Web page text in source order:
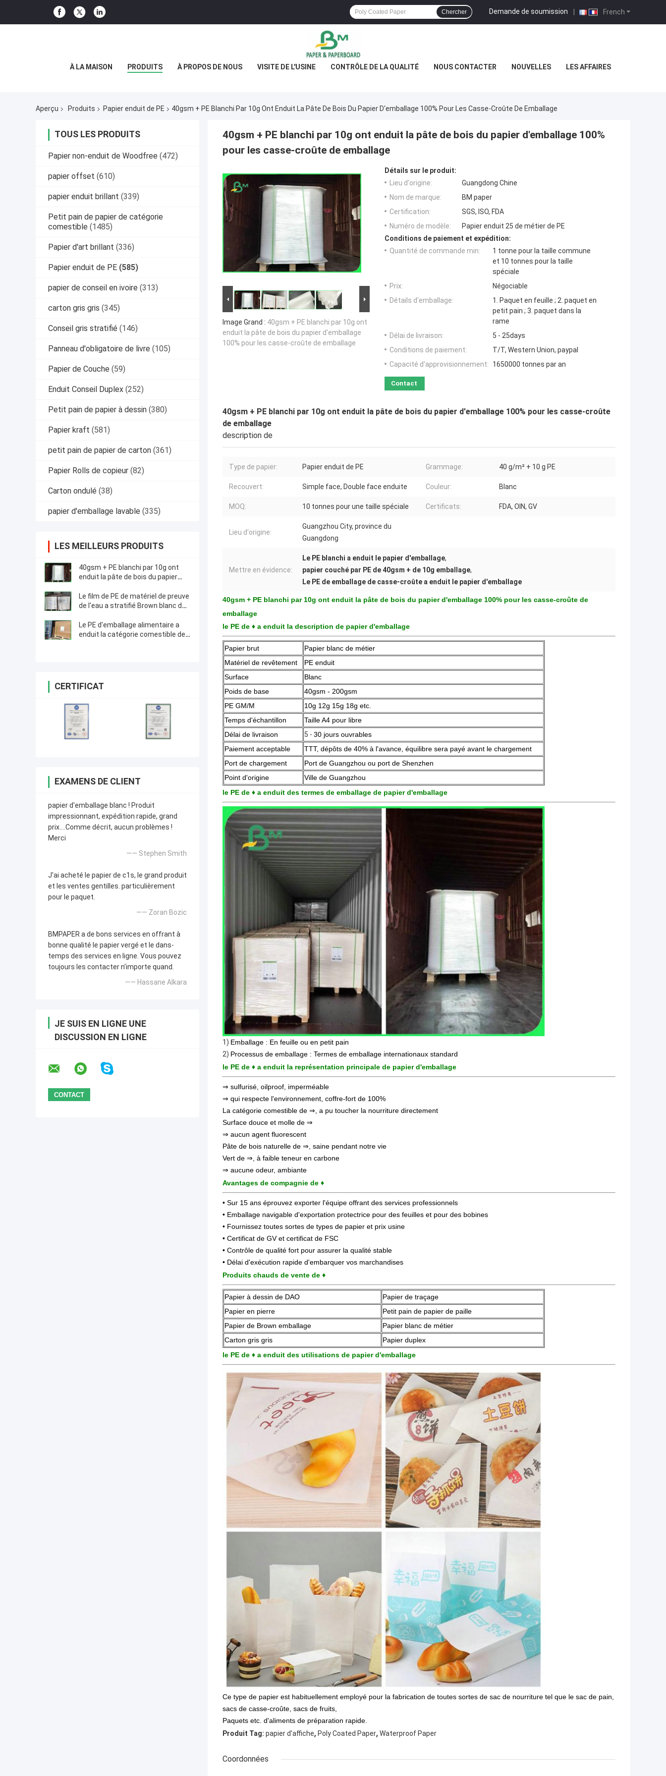
French
Demande de soumission |
Chercher
À LA MAISON PRODUITS À PROPOS DE NOUS VISITE DE L'USINE CONTRÔLE DE LA QUALITÉ NOUS CONTACTER NOUVELLES LES AFFAIRES
Aperçu Produits Papier enduit de PE 40gsm + PE Blanchi Par 10g Ont Enduit La Pâte De Bois Du Papier D'emballage 100% Pour Les Casse-Croûte De Emballage
TOUS LES PRODUITS
Papier non-enduit de Woodfree (472)
papier offset (610)
papier enduit brillant (339)
Petit pain de papier de catégorie
comestible (1485)
Papier d'art brillant (336)
Papier enduit de PE (585)
papier de conseil en ivoire (313)
carton gris gris (345)
Conseil gris stratifié (146)
Panneau d'obligatoire de livre (105)
Papier de Couche (59)
Enduit Conseil Duplex (252)
Petit pain de papier à dessin (380)
Papier kraft (581)
petit pain de papier de carton (361)
Papier Rolls de copieur (82)
Carton ondulé (38)
papier d'emballage lavable (335)
LES MEILLEURS PRODUITS
40gsm + PE blanchi par 10g ont
enduit la pâte de bois du papier
croûte de emballage
Le film de PE de matériel de preuve
de l'eau a stratifié Brown blanc de
Le PE d'emballage alimentaire a
enduit la catégorie comestible de
CERTIFICAT
EXAMENS DE CLIENT
papier d'emballage blanc ! Produit
impressionnant, expédition rapide, grand
prix….Comme décrit, aucun problèmes !
Merci
—— Stephen Smith
J'ai acheté le papier de c1s, le grand produit
et les ventes gentilles. particulièrement
pour le paquet.
—— Zoran Bozic
BMPAPER a de bons services en offrant à
bonne qualité le papier vergé et le dans-
temps des services en ligne. Vous pouvez
toujours les contacter n'importe quand.
—— Hassane Alkara
JE SUIS EN LIGNE UNE
DISCUSSION EN LIGNE
40gsm + PE blanchi par 10g ont enduit la pâte de bois du papier d'emballage 100%
pour les casse-croûte de emballage
Image Grand : 40gsm + PE blanchi par 10g ont
enduit la pâte de bois du papier d'emballage
100% pour les casse-croûte de emballage
Détails sur le produit:
Lieu d'origine:
Guangdong Chine
Nom de marque:
BM paper
Certification:
SGS, ISO, FDA
Numéro de modèle:
Papier enduit 25 de métier de PE
Conditions de paiement et expédition:
Quantité de commande min:
1 tonne pour la taille commune
et 10 tonnes pour la taille
spéciale
Prix:
Négociable
Détails d'emballage:
1. Paquet en feuille ; 2. paquet en
petit pain ; 3. paquet dans la
rame
Délai de livraison:
5 - 25days
Conditions de paiement:
T/T, Western Union, paypal
Capacité d'approvisionnement:
1650000 tonnes par an
Contact
40gsm + PE blanchi par 10g ont enduit la pâte de bois du papier d'emballage 100% pour les casse-croûte
de emballage
description de
Type de papier: Papier enduit de PE Grammage: 40 g/m² + 10 g PE
Recouvert: Simple face, Double face enduite Couleur: Blanc
MOQ: 10 tonnes pour une taille spéciale Certificats: FDA, OIN, GV
Lieu d'origine:
Guangzhou City, province du
Guangdong
Mettre en évidence:
Le PE blanchi a enduit le papier d'emballage,
papier couché par PE de 40gsm + de 10g emballage,
Le PE de emballage de casse-croûte a enduit le papier d'emballage
40gsm + PE blanchi par 10g ont enduit la pâte de bois du papier d'emballage 100% pour les casse-croûte de
emballage
le PE de ♦ a enduit la description de papier d'emballage
Papier brut
Papier blanc de métier
Matériel de revêtement
PE enduit
Surface
Blanc
Poids de base
40gsm - 200gsm
PE GM/M
10g 12g 15g 18g etc.
Temps d'échantillon
Taille A4 pour libre
Délai de livraison
5 - 30 jours ouvrables
Paiement acceptable
TTT, dépôts de 40% à l'avance, équilibre sera payé avant le chargement
Port de chargement
Port de Guangzhou ou port de Shenzhen
Point d'origine
Ville de Guangzhou
le PE de ♦ a enduit des termes de emballage de papier d'emballage
1) Emballage : En feuille ou en petit pain
2) Processus de emballage : Termes de emballage internationaux standard
le PE de ♦ a enduit la représentation principale de papier d'emballage
⇒ sulfurisé, oilproof, imperméable
⇒ qui respecte l'environnement, coffre-fort de 100%
La catégorie comestible de ⇒, a pu toucher la nourriture directement
Surface douce et molle de ⇒
⇒ aucun agent fluorescent
Pâte de bois naturelle de ⇒, saine pendant notre vie
Vert de ⇒, à faible teneur en carbone
⇒ aucune odeur, ambiante
Avantages de compagnie de ♦
• Sur 15 ans éprouvez exporter l'équipe offrant des services professionnels
• Emballage navigable d'exportation protectrice pour des feuilles et pour des bobines
• Fournissez toutes sortes de types de papier et prix usine
• Certificat de GV et certificat de FSC
• Contrôle de qualité fort pour assurer la qualité stable
• Délai d'exécution rapide d'embarquer vos marchandises
Produits chauds de vente de ♦
Papier à dessin de DAO
Papier de traçage
Papier en pierre
Petit pain de papier de paille
Papier de Brown emballage
Papier blanc de métier
Carton gris gris
Papier duplex
le PE de ♦ a enduit des utilisations de papier d'emballage
Ce type de papier est habituellement employé pour la fabrication de toutes sortes de sac de nourriture tel que le sac de pain,
sacs de casse-croûte, sacs de fruits,
Paquets etc. d'aliments de préparation rapide.
Produit Tag: papier d'affiche, Poly Coated Paper, Waterproof Paper
Coordonnées